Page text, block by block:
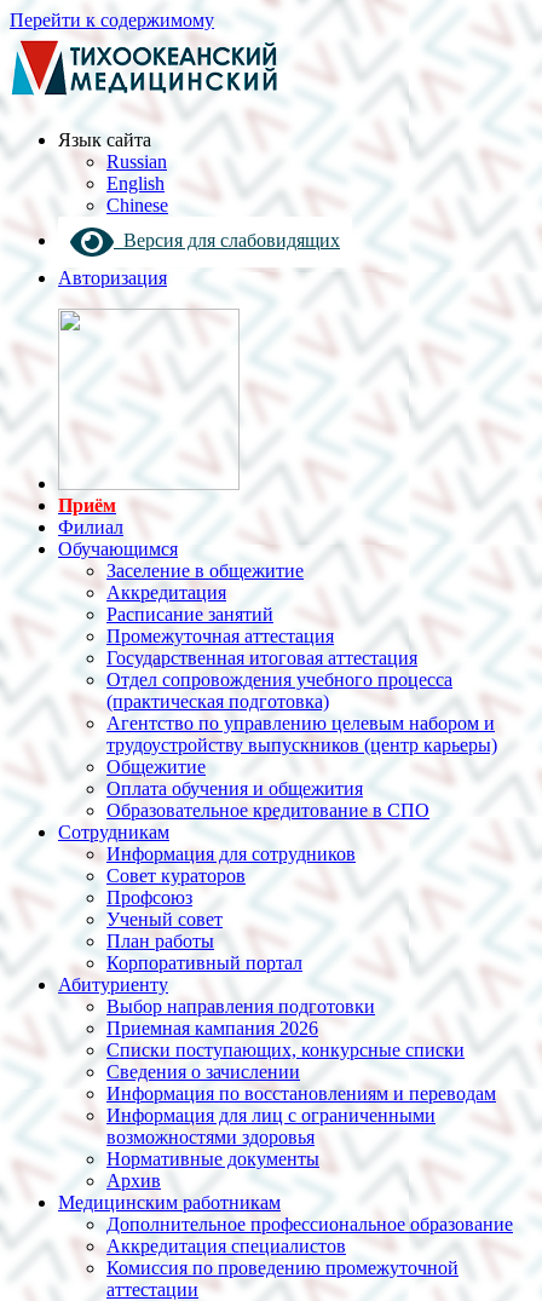
Перейти к содержимому
Язык cайта
Russian
English
Chinese
Версия для слабовидящих
Авторизация
Приём
Филиал
Обучающимся
Заселение в общежитие
Аккредитация
Расписание занятий
Промежуточная аттестация
Государственная итоговая аттестация
Отдел сопровождения учебного процесса
(практическая подготовка)
Агентство по управлению целевым набором и
трудоустройству выпускников (центр карьеры)
Общежитие
Оплата обучения и общежития
Образовательное кредитование в СПО
Сотрудникам
Информация для сотрудников
Совет кураторов
Профсоюз
Ученый совет
План работы
Корпоративный портал
Абитуриенту
Выбор направления подготовки
Приемная кампания 2026
Списки поступающих, конкурсные списки
Сведения о зачислении
Информация по восстановлениям и переводам
Информация для лиц с ограниченными
возможностями здоровья
Нормативные документы
Архив
Медицинским работникам
Дополнительное профессиональное образование
Аккредитация специалистов
Комиссия по проведению промежуточной
аттестации